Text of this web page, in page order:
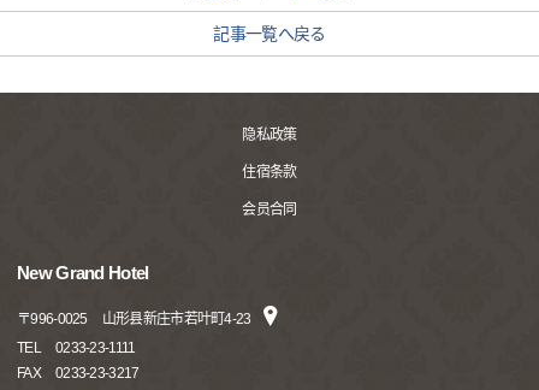
記事一覧へ戻る
隐私政策
住宿条款
会员合同
New Grand Hotel
〒996-0025
山形县新庄市若叶町4-23
TEL
0233-23-1111
FAX
0233-23-3217